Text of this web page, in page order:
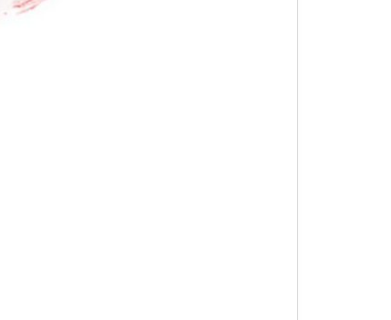
dễ dàng kết hợp với nhiều